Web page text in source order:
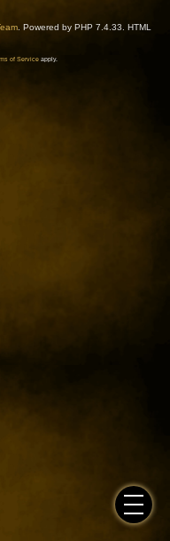
. Powered by PHP 7.4.33. HTML
of Serviceapply.